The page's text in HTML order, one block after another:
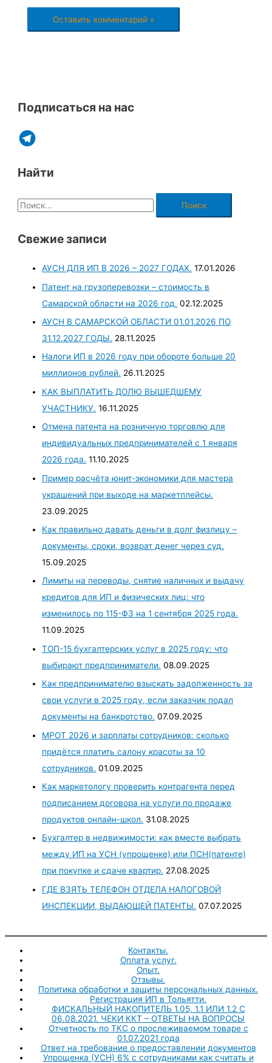
Подписаться на нас
Найти
Свежие записи
АУСН ДЛЯ ИП В 2026 – 2027 ГОДАХ. 17.01.2026
Патент на грузоперевозки – стоимость в
Самарской области на 2026 год. 02.12.2025
АУСН В САМАРСКОЙ ОБЛАСТИ 01.01.2026 ПО
31.12.2027 ГОДЫ. 28.11.2025
Налоги ИП в 2026 году при обороте больше 20
миллионов рублей. 26.11.2025
КАК ВЫПЛАТИТЬ ДОЛЮ ВЫШЕДШЕМУ
УЧАСТНИКУ. 16.11.2025
Отмена патента на розничную торговлю для
индивидуальных предпринимателей с 1 января
2026 года. 11.10.2025
Пример расчёта юнит-экономики для мастера
украшений при выходе на маркетплейсы.
23.09.2025
Как правильно давать деньги в долг физлицу –
документы, сроки, возврат денег через суд.
15.09.2025
Лимиты на переводы, снятие наличных и выдачу
кредитов для ИП и физических лиц: что
изменилось по 115-ФЗ на 1 сентября 2025 года.
11.09.2025
ТОП-15 бухгалтерских услуг в 2025 году: что
выбирают предприниматели. 08.09.2025
Как предпринимателю взыскать задолженность за
свои услуги в 2025 году, если заказчик подал
документы на банкротство. 07.09.2025
МРОТ 2026 и зарплаты сотрудников: сколько
придётся платить салону красоты за 10
сотрудников. 01.09.2025
Как маркетологу проверить контрагента перед
подписанием договора на услуги по продаже
продуктов онлайн-школ. 31.08.2025
Бухгалтер в недвижимости: как вместе выбрать
между ИП на УСН (упрощенке) или ПСН(патенте)
при покупке и сдаче квартир. 27.08.2025
ГДЕ ВЗЯТЬ ТЕЛЕФОН ОТДЕЛА НАЛОГОВОЙ
ИНСПЕКЦИИ, ВЫДАЮЩЕЙ ПАТЕНТЫ. 07.07.2025
Контакты.
Оплата услуг.
Опыт.
Отзывы.
Политика обработки и защиты персональных данных.
Регистрация ИП в Тольятти.
ФИСКАЛЬНЫЙ НАКОПИТЕЛЬ 1.05, 1.1 ИЛИ 1.2 С
06.08.2021. ЧЕКИ ККТ – ОТВЕТЫ НА ВОПРОСЫ
Отчетность по ТКС о прослеживаемом товаре с
01.07.2021 года
Ответ на требование о предоставлении документов
Упрощенка (УСН) 6% с сотрудниками как считать и